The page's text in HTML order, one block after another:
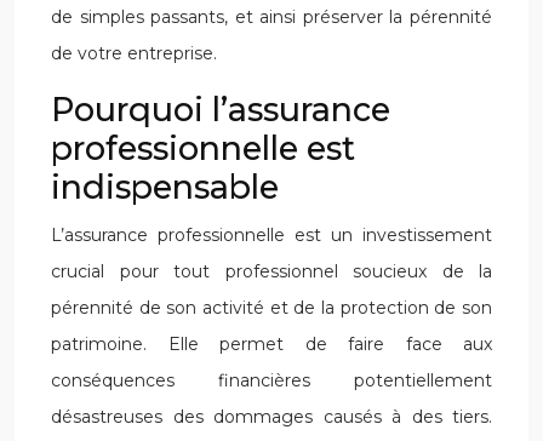
de simples passants, et ainsi préserver la pérennité
de votre entreprise.
Pourquoi l’assurance
professionnelle est
indispensable
L’assurance professionnelle est un investissement
crucial pour tout professionnel soucieux de la
pérennité de son activité et de la protection de son
patrimoine. Elle permet de faire face aux
conséquences financières potentiellement
désastreuses des dommages causés à des tiers.